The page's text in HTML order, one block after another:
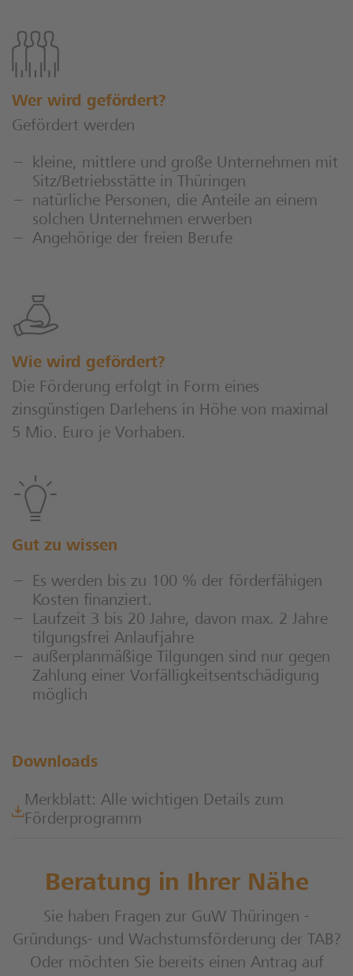
Wer wird gefördert?
Gefördert werden
kleine, mittlere und große Unternehmen mit
Sitz/Betriebsstätte in Thüringen
natürliche Personen, die Anteile an einem
solchen Unternehmen erwerben
Angehörige der freien Berufe
Wie wird gefördert?
Die Förderung erfolgt in Form eines
zinsgünstigen Darlehens in Höhe von maximal
5 Mio. Euro je Vorhaben.
Gut zu wissen
Es werden bis zu 100 % der förderfähigen
Kosten finanziert.
Laufzeit 3 bis 20 Jahre, davon max. 2 Jahre
tilgungsfrei Anlaufjahre
außerplanmäßige Tilgungen sind nur gegen
Zahlung einer Vorfälligkeitsentschädigung
möglich
Downloads
Merkblatt: Alle wichtigen Details zum
Förderprogramm
Beratung in Ihrer Nähe
Sie haben Fragen zur GuW Thüringen -
Gründungs- und Wachstumsförderung der TAB?
Oder möchten Sie bereits einen Antrag auf